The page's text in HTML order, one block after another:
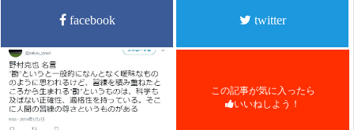
facebook twitter
この記事が気に入ったら
いいねしよう！